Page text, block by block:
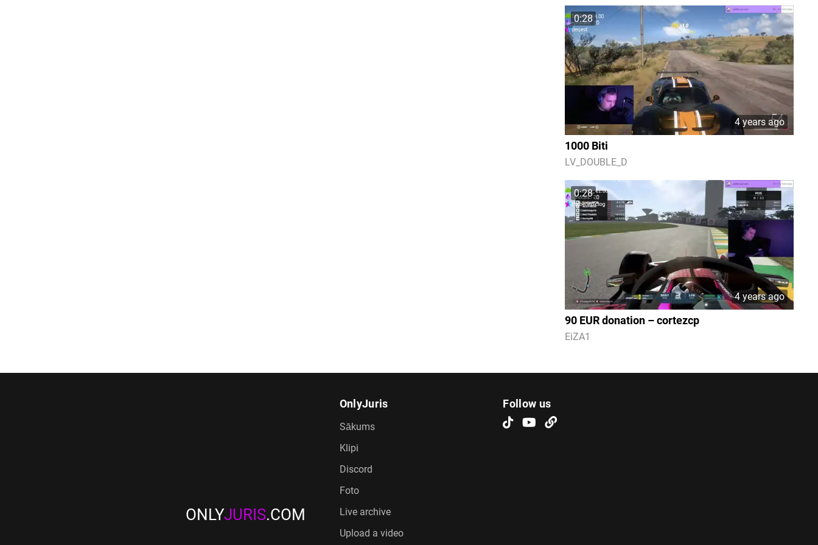
0:28
4 years ago
1000 Biti
LV_DOUBLE_D
0:28
4 years ago
90 EUR donation – cortezcp
EiZA1
ONLYJURIS.COM
OnlyJuris
Sākums
Klipi
Discord
Foto
Live archive
Upload a video
Follow us